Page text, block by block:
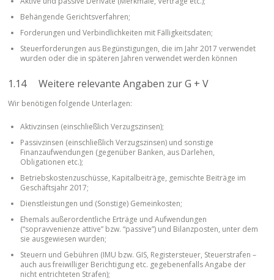
Behängende Gerichtsverfahren;
Forderungen und Verbindlichkeiten mit Fälligkeitsdaten;
Steuerforderungen aus Begünstigungen, die im Jahr 2017 verwendet
wurden oder die in späteren Jahren verwendet werden können
1.14 Weitere relevante Angaben zur G + V
Wir benötigen folgende Unterlagen:
Aktivzinsen (einschließlich Verzugszinsen);
Passivzinsen (einschließlich Verzugszinsen) und sonstige
Finanzaufwendungen (gegenüber Banken, aus Darlehen,
Obligationen etc.);
Betriebskostenzuschüsse, Kapitalbeiträge, gemischte Beiträge im
Geschäftsjahr 2017;
Dienstleistungen und (Sonstige) Gemeinkosten;
Ehemals außerordentliche Erträge und Aufwendungen
(“sopravvenienze attive” bzw. “passive”) und Bilanzposten, unter dem
sie ausgewiesen wurden;
Steuern und Gebühren (IMU bzw. GIS, Registersteuer, Steuerstrafen –
auch aus freiwilliger Berichtigung etc. gegebenenfalls Angabe der
nicht entrichteten Strafen);